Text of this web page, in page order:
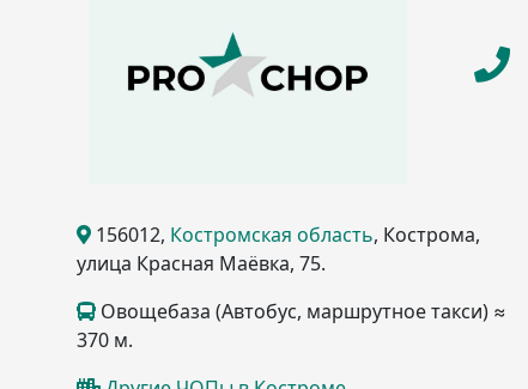
156012, Костромская область, Кострома,
улица Красная Маёвка, 75.
Овощебаза (Автобус, маршрутное такси) ≈
370 м.